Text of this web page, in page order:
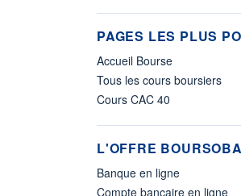
PAGES LES PLUS
Accueil Bourse
Tous les cours boursiers
Cours CAC 40
L'OFFRE
Banque en ligne
Compte bancaire en ligne